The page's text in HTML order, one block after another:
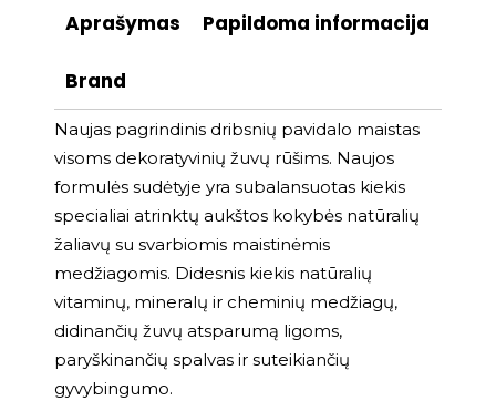
Aprašymas Papildoma informacija
Brand
Naujas pagrindinis dribsnių pavidalo maistas
visoms dekoratyvinių žuvų rūšims. Naujos
formulės sudėtyje yra subalansuotas kiekis
specialiai atrinktų aukštos kokybės natūralių
žaliavų su svarbiomis maistinėmis
medžiagomis. Didesnis kiekis natūralių
vitaminų, mineralų ir cheminių medžiagų,
didinančių žuvų atsparumą ligoms,
paryškinančių spalvas ir suteikiančių
gyvybingumo.